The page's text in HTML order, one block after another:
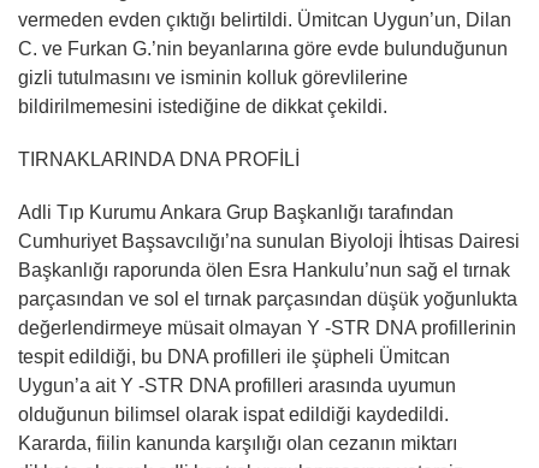
vermeden evden çıktığı belirtildi. Ümitcan Uygun’un, Dilan
C. ve Furkan G.’nin beyanlarına göre evde bulunduğunun
gizli tutulmasını ve isminin kolluk görevlilerine
bildirilmemesini istediğine de dikkat çekildi.
TIRNAKLARINDA DNA PROFİLİ
Adli Tıp Kurumu Ankara Grup Başkanlığı tarafından
Cumhuriyet Başsavcılığı’na sunulan Biyoloji İhtisas Dairesi
Başkanlığı raporunda ölen Esra Hankulu’nun sağ el tırnak
parçasından ve sol el tırnak parçasından düşük yoğunlukta
değerlendirmeye müsait olmayan Y -STR DNA profillerinin
tespit edildiği, bu DNA profilleri ile şüpheli Ümitcan
Uygun’a ait Y -STR DNA profilleri arasında uyumun
olduğunun bilimsel olarak ispat edildiği kaydedildi.
Kararda, fiilin kanunda karşılığı olan cezanın miktarı